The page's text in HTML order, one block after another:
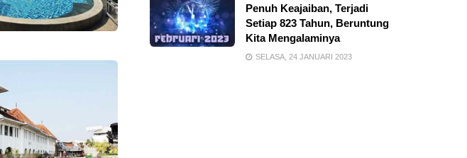
Penuh Keajaiban, Terjadi
Setiap 823 Tahun, Beruntung
Kita Mengalaminya
SELASA, 24 JANUARI 2023